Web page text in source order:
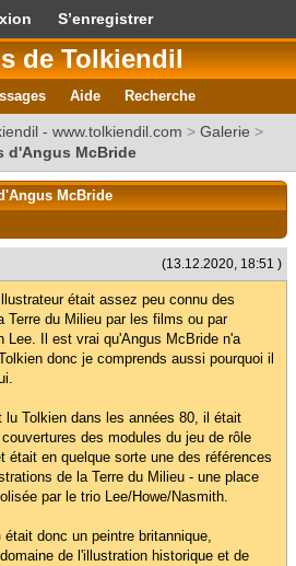
S’enregistrer
de Tolkiendil
Aide Recherche
- www.tolkiendil.com > Galerie >
d'Angus McBride
McBride
(13.12.2020, 18:51 )
était assez peu connu des
Terre du Milieu par les films ou par
Lee. Il est vrai qu'Angus McBride n'a
donc je comprends aussi pourquoi il
lu Tolkien dans les années 80, il était
des modules du jeu de rôle
était en quelque sorte une des références
de la Terre du Milieu - une place
par le trio Lee/Howe/Nasmith.
était donc un peintre britannique,
de l'illustration historique et de